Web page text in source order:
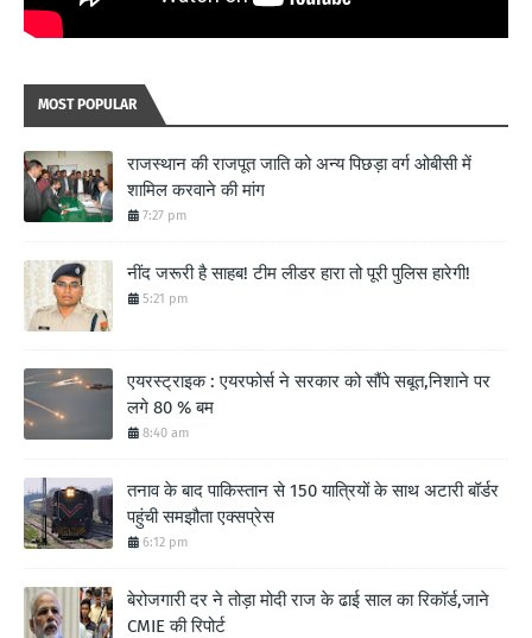
MOST POPULAR
राजस्थान की राजपूत जाति को अन्य पिछड़ा वर्ग ओबीसी में
शामिल करवाने की मांग
7:27 pm
नींद जरूरी है साहब! टीम लीडर हारा तो पूरी पुलिस हारेगी!
5:21 pm
एयरस्ट्राइक : एयरफोर्स ने सरकार को सौंपे सबूत,निशाने पर
लगे 80 % बम
8:40 am
तनाव के बाद पाकिस्तान से 150 यात्रियों के साथ अटारी बॉर्डर
पहुंची समझौता एक्सप्रेस
6:12 pm
बेरोजगारी दर ने तोड़ा मोदी राज के ढाई साल का रिकॉर्ड,जाने
CMIE की रिपोर्ट